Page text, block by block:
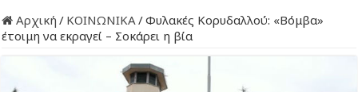
Αρχική / ΚΟΙΝΩΝΙΚΑ/Φυλακές Κορυδαλλού: «Βόμβα»
έτοιμη να εκραγεί – Σοκάρει η βία